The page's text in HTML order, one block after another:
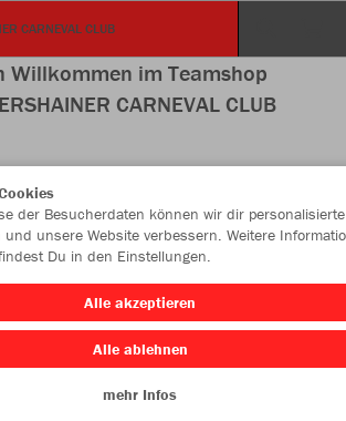
CARNEVAL CLUB
Willkommen im Teamshop
CARNEVAL CLUB
der Besucherdaten können wir dir personalisierte
und unsere Website verbessern. Weitere
Du in den Einstellungen.
Alle akzeptieren
Alle ablehnen
mehr Infos